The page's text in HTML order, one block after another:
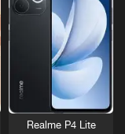
Realme P4 Lite